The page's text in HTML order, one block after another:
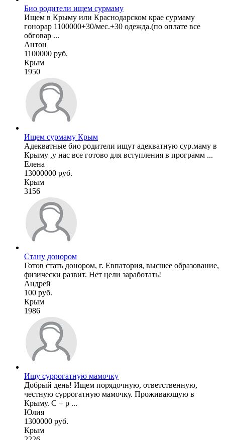
Био родители ищем сурмаму
Ищем в Крыму или Краснодарском крае сурмаму
гонорар 1100000+30/мес.+30 одежда.(по оплате все
обговар ...
Антон
1100000 руб.
Крым
1950
Ищем сурмаму Крым
Адекватные био родители ищут адекватную сур.маму в
Крыму ,у нас все готово для вступления в программ ...
Елена
13000000 руб.
Крым
3156
Стану донором
Готов стать донором, г. Евпатория, высшее образование,
физически развит. Нет цели заработать!
Андрей
100 руб.
Крым
1986
Ищу суррогатную мамочку
Добрый день! Ищем порядочную, ответственную,
честную суррогатную мамочку. Проживающую в
Крыму. С + р ...
Юлия
1300000 руб.
Крым